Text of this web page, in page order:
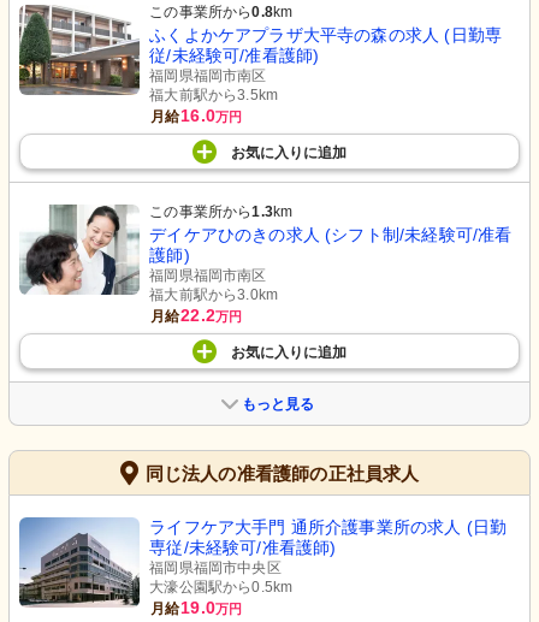
この事業所から0.8km
ふくよかケアプラザ大平寺の森の求人 (日勤専
従/未経験可/准看護師)
福岡県福岡市南区
福大前駅から3.5km
月給16.0万円
お気に入り に追加
この事業所から1.3km
デイケアひのきの求人 (シフト制/未経験可/准看
護師)
福岡県福岡市南区
福大前駅から3.0km
月給22.2万円
お気に入り に追加
もっと見る
同じ法人の准看護師の正社員求人
ライフケア大手門 通所介護事業所の求人 (日勤
専従/未経験可/准看護師)
福岡県福岡市中央区
大濠公園駅から0.5km
月給19.0万円